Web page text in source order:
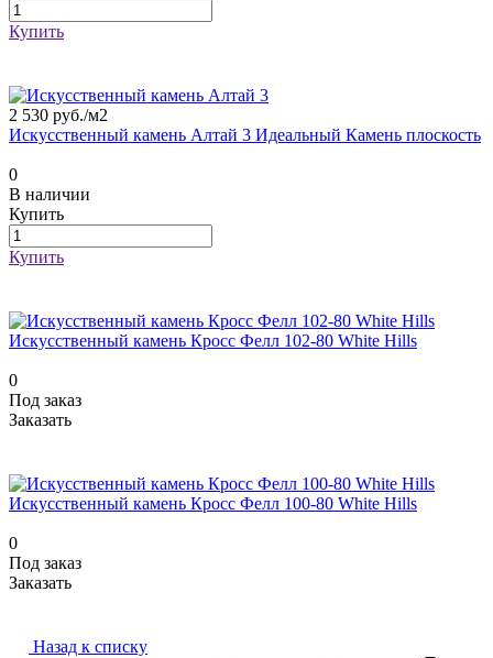
Купить
2 530 руб./м2
Искусственный камень Алтай 3 Идеальный Камень плоскость
0
В наличии
Купить
Купить
Искусственный камень Кросс Фелл 102-80 White Hills
0
Под заказ
Заказать
Искусственный камень Кросс Фелл 100-80 White Hills
0
Под заказ
Заказать
Назад к списку